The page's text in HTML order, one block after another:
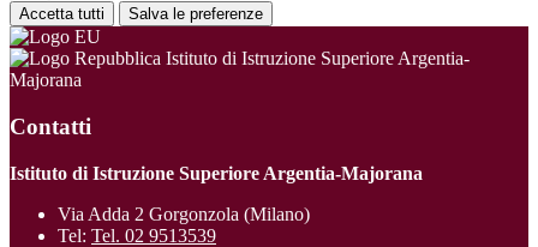
Accetta tutti Salva le preferenze
Istituto di Istruzione Superiore Argentia-
Majorana
Contatti
Istituto di Istruzione Superiore Argentia-Majorana
Via Adda 2 Gorgonzola (Milano)
Tel: Tel. 02 9513539